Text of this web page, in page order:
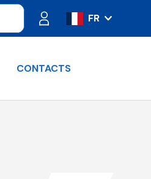
FR
IT
DE
CONTACTS